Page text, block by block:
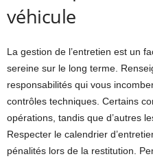
véhicule
La gestion de l’entretien est un
sereine sur le long terme.
responsabilités qui vous
contrôles techniques. Certains
opérations, tandis que d’autres
Respecter le calendrier
pénalités lors de la restitution.